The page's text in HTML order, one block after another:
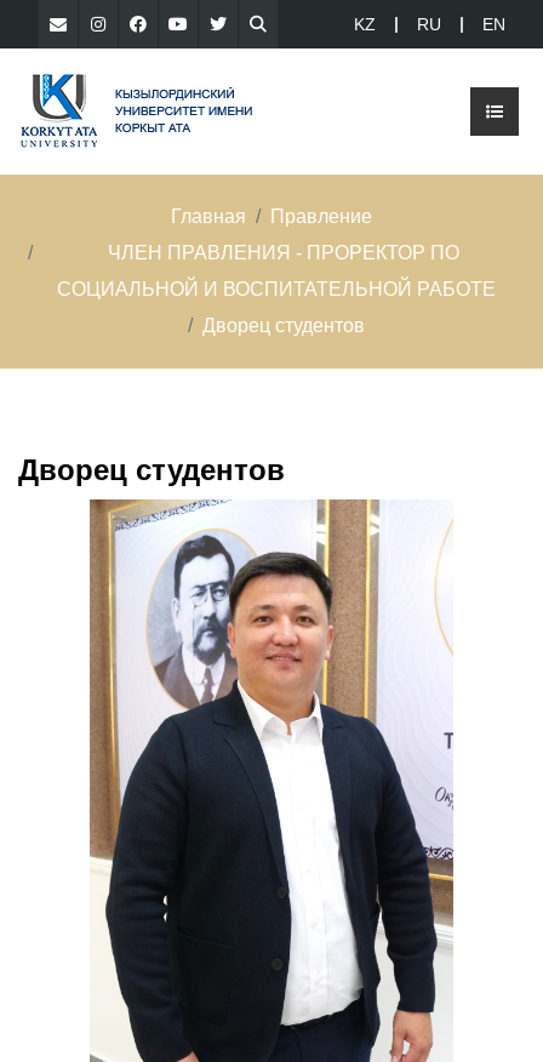
KZ RU EN
Главная
Правление
ЧЛЕН ПРАВЛЕНИЯ - ПРОРЕКТОР ПО
СОЦИАЛЬНОЙ И ВОСПИТАТЕЛЬНОЙ РАБОТЕ
Дворец студентов
Дворец студентов